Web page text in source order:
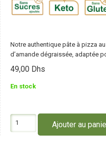
Notre authentique pâte à pizza
d’amande dégraissée, adaptée
49,00 Dhs
En stock
Ajouter au